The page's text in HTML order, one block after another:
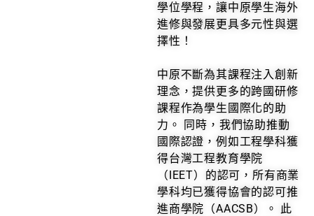
學位學程，讓中原學生海外
進修與發展更具多元性與選
擇性！
中原不斷為其課程注入創新
理念，提供更多的跨國研修
課程作為學生國際化的助
力。 同時，我們協助推動
國際認證，例如工程學科獲
得台灣工程教育學院
（IEET）的認可，所有商業
學科均已獲得協會的認可推
進商學院（AACSB）。 此